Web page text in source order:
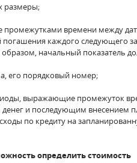
размеры;
промежутками времени между
погашения каждого следующего
начальный показатель
его порядковый номер;
выражающие промежуток
и последующим внесением
по кредиту на
определить стоимость